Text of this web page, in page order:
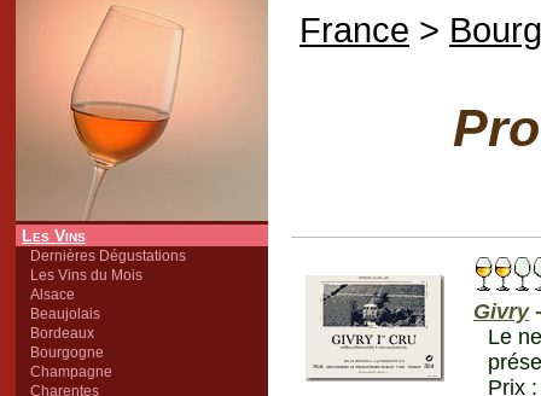
Les Vins
Dernières Dégustations
Les Vins du Mois
Alsace
Beaujolais
Bordeaux
Bourgogne
Champagne
Charentes
France >
Givry-
Le
Prix